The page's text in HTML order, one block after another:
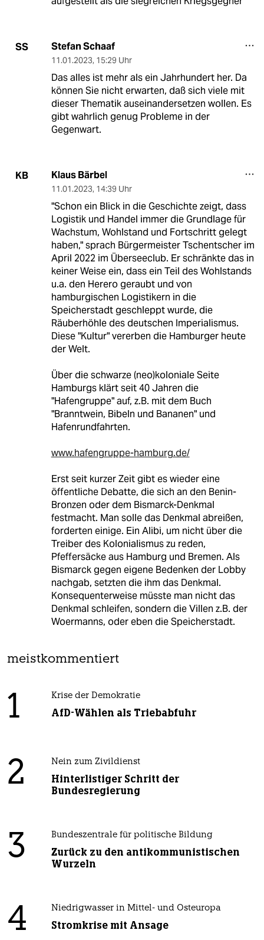
SS Stefan Schaaf
11.01.2023, 15:29 Uhr
Das alles ist mehr als ein Jahrhundert her. Da
können Sie nicht erwarten, daß sich viele mit
dieser Thematik auseinandersetzen wollen. Es
gibt wahrlich genug Probleme in der
Gegenwart.
KB Klaus Bärbel
11.01.2023, 14:39 Uhr
"Schon ein Blick in die Geschichte zeigt, dass
Logistik und Handel immer die Grundlage für
Wachstum, Wohlstand und Fortschritt gelegt
haben," sprach Bürgermeister Tschentscher im
April 2022 im Überseeclub. Er schränkte das in
keiner Weise ein, dass ein Teil des Wohlstands
u.a. den Herero geraubt und von
hamburgischen Logistikern in die
Speicherstadt geschleppt wurde, die
Räuberhöhle des deutschen Imperialismus.
Diese "Kultur" vererben die Hamburger heute
der Welt.
Über die schwarze (neo)koloniale Seite
Hamburgs klärt seit 40 Jahren die
"Hafengruppe" auf, z.B. mit dem Buch
"Branntwein, Bibeln und Bananen" und
Hafenrundfahrten.
www.hafengruppe-hamburg.de/
Erst seit kurzer Zeit gibt es wieder eine
öffentliche Debatte, die sich an den Benin-
Bronzen oder dem Bismarck-Denkmal
festmacht. Man solle das Denkmal abreißen,
forderten einige. Ein Alibi, um nicht über die
Treiber des Kolonialismus zu reden,
Pfeffersäcke aus Hamburg und Bremen. Als
Bismarck gegen eigene Bedenken der Lobby
nachgab, setzten die ihm das Denkmal.
Konsequenterweise müsste man nicht das
Denkmal schleifen, sondern die Villen z.B. der
Woermanns, oder eben die Speicherstadt.
meistkommentiert
1 Krise der Demokratie
AfD-Wählen als Triebabfuhr
2 Nein zum Zivildienst
Hinterlistiger Schritt der
Bundesregierung
3 Bundeszentrale für politische Bildung
Zurück zu den antikommunistischen
Wurzeln
4 Niedrigwasser in Mittel- und Osteuropa
Stromkrise mit Ansage